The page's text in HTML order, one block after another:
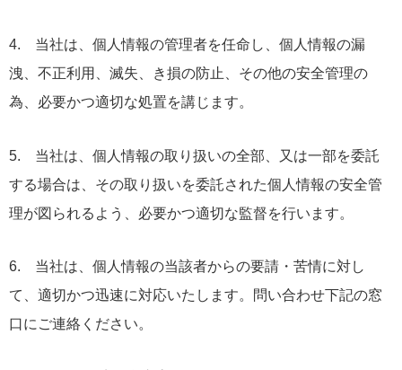
4. 当社は、個人情報の管理者を任命し、個人情報の漏
洩、不正利用、滅失、き損の防止、その他の安全管理の
為、必要かつ適切な処置を講じます。
5. 当社は、個人情報の取り扱いの全部、又は一部を委託
する場合は、その取り扱いを委託された個人情報の安全管
理が図られるよう、必要かつ適切な監督を行います。
6. 当社は、個人情報の当該者からの要請・苦情に対し
て、適切かつ迅速に対応いたします。問い合わせ下記の窓
口にご連絡ください。